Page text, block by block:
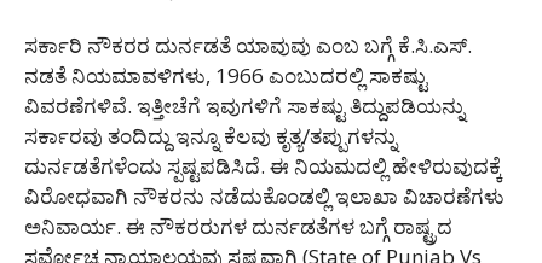
ಸರ್ಕಾರಿ ನೌಕರರ ದುರ್ನಡತೆ ಯಾವುವು ಎಂಬ ಬಗ್ಗೆ ಕೆ.ಸಿ.ಎಸ್.
ನಡತೆ ನಿಯಮಾವಳಿಗಳು, 1966 ಎಂಬುದರಲ್ಲಿ ಸಾಕಷ್ಟು
ವಿವರಣೆಗಳಿವೆ. ಇತ್ತೀಚೆಗೆ ಇವುಗಳಿಗೆ ಸಾಕಷ್ಟು ತಿದ್ದುಪಡಿಯನ್ನು
ಸರ್ಕಾರವು ತಂದಿದ್ದು ಇನ್ನೂ ಕೆಲವು ಕೃತ್ಯ/ತಪ್ಪುಗಳನ್ನು
ದುರ್ನಡತೆಗಳೆಂದು ಸ್ಪಷ್ಟಪಡಿಸಿದೆ. ಈ ನಿಯಮದಲ್ಲಿ ಹೇಳಿರುವುದಕ್ಕೆ
ವಿರೋಧವಾಗಿ ನೌಕರನು ನಡೆದುಕೊಂಡಲ್ಲಿ ಇಲಾಖಾ ವಿಚಾರಣೆಗಳು
ಅನಿವಾರ್ಯ. ಈ ನೌಕರರುಗಳ ದುರ್ನಡತೆಗಳ ಬಗ್ಗೆ ರಾಷ್ಟ್ರದ
ಸರ್ವೋಚ್ಛ ನ್ಯಾಯಾಲಯವು ಸ್ಪಷ್ಟವಾಗಿ (State of Punjab Vs